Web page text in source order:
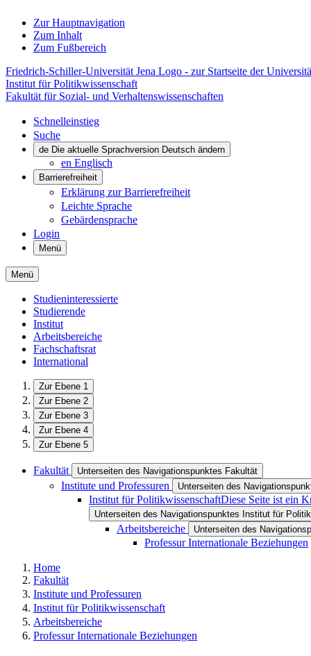
Zur Hauptnavigation
Zum Inhalt
Zum Fußbereich
Friedrich-Schiller-Universität Jena Logo - zur Startseite der
Institut für Politikwissenschaft
Fakultät für Sozial- und Verhaltenswissenschaften
Schnelleinstieg
Suche
de Die aktuelle Sprachversion Deutsch ändern
en Englisch
Barrierefreiheit
Erklärung zur Barrierefreiheit
Leichte Sprache
Gebärdensprache
Login
Menü
Menü
Studieninteressierte
Studierende
Institut
Arbeitsbereiche
Fachschaftsrat
International
Zur Ebene 1
Zur Ebene 2
Zur Ebene 3
Zur Ebene 4
Zur Ebene 5
Fakultät Unterseiten des Navigationspunktes Fakultät
Institute und Professuren Unterseiten des
Institut für PolitikwissenschaftDiese Seite ist ein
Unterseiten des Navigationspunktes Institut für
Arbeitsbereiche Unterseiten des
Professur Internationale Beziehungen
Home
Fakultät
Institute und Professuren
Institut für Politikwissenschaft
Arbeitsbereiche
Professur Internationale Beziehungen